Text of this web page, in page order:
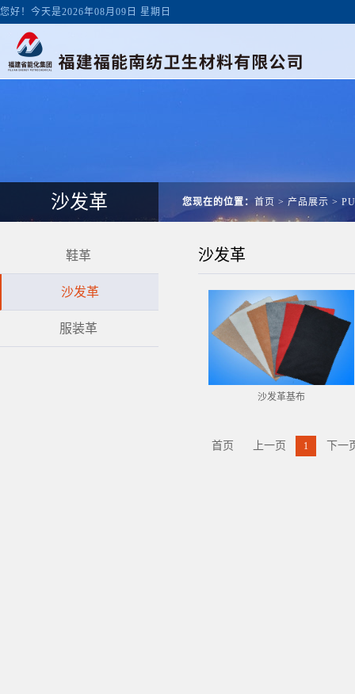
您好！今天是2026年08月09日 星期日
沙发革 您现在的位置： 首页 > 产品展示 >
鞋革
沙发革
服装革
沙发革
沙发革基布
首页 上一页 1 下一